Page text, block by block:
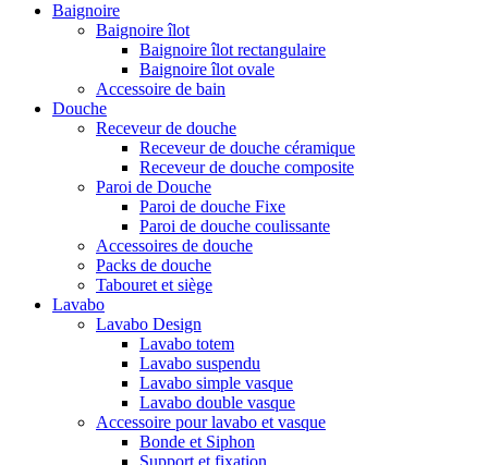
Baignoire
Baignoire îlot
Baignoire îlot rectangulaire
Baignoire îlot ovale
Accessoire de bain
Douche
Receveur de douche
Receveur de douche céramique
Receveur de douche composite
Paroi de Douche
Paroi de douche Fixe
Paroi de douche coulissante
Accessoires de douche
Packs de douche
Tabouret et siège
Lavabo
Lavabo Design
Lavabo totem
Lavabo suspendu
Lavabo simple vasque
Lavabo double vasque
Accessoire pour lavabo et vasque
Bonde et Siphon
Support et fixation